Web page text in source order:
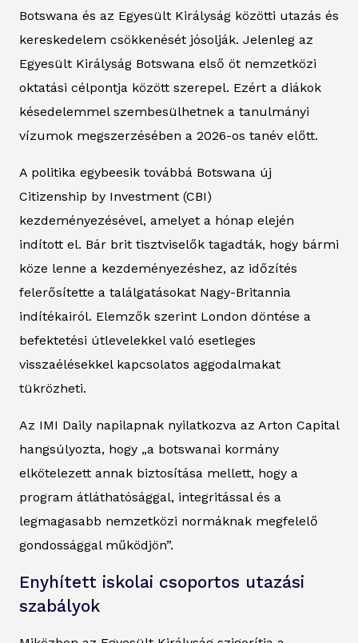
Botswana és az Egyesült Királyság közötti utazás és
kereskedelem csökkenését jósolják. Jelenleg az
Egyesült Királyság Botswana első öt nemzetközi
oktatási célpontja között szerepel. Ezért a diákok
késedelemmel szembesülhetnek a tanulmányi
vízumok megszerzésében a 2026-os tanév előtt.
A politika egybeesik továbbá Botswana új
Citizenship by Investment (CBI)
kezdeményezésével, amelyet a hónap elején
indított el. Bár brit tisztviselők tagadták, hogy bármi
köze lenne a kezdeményezéshez, az időzítés
felerősítette a találgatásokat Nagy-Britannia
indítékairól. Elemzők szerint London döntése a
befektetési útlevelekkel való esetleges
visszaélésekkel kapcsolatos aggodalmakat
tükrözheti.
Az IMI Daily napilapnak nyilatkozva az Arton Capital
hangsúlyozta, hogy „a botswanai kormány
elkötelezett annak biztosítása mellett, hogy a
program átláthatósággal, integritással és a
legmagasabb nemzetközi normáknak megfelelő
gondossággal működjön”.
Enyhített iskolai csoportos utazási
szabályok